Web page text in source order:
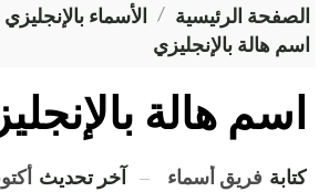
الصفحة الرئيسية
الأسماء بالإنجليزي
اسم هالة بالإنجليزي
اسم هالة
كتابة فريق أسماء آخر تحديث أكتوبر 1,